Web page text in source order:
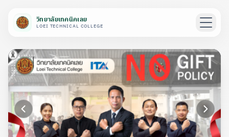
วิทยาลัยเทคนิคเลย
LOEI TECHNICAL COLLEGE